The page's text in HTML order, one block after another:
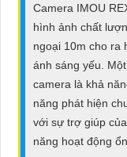
PHỤ
KIỆN
CAMERA
Camera IMOU
hình ảnh chất
ngoại 10m cho ra
ánh sáng yếu.
camera là khả
năng phát hiện
với sự trợ giúp
năng hoạt động